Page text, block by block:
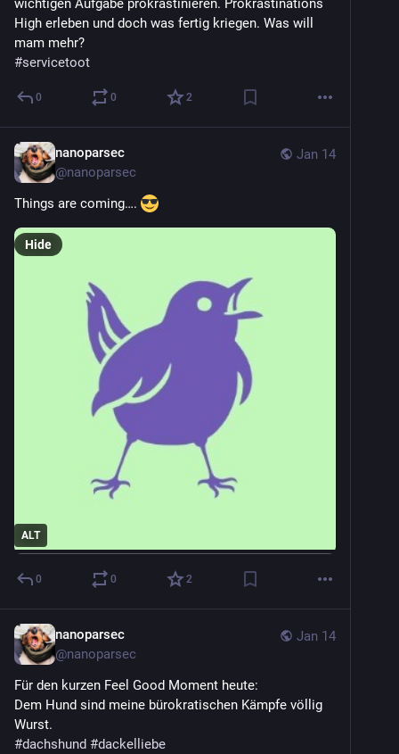
wichtigen Aufgabe prokrastinieren. Prokrastinations
High erleben und doch was fertig kriegen. Was will
mam mehr?
#servicetoot
0 0 2
Jan 14
nanoparsec
@nanoparsec
Things are coming….
ALT
Hide
0 0 2
Jan 14
nanoparsec
@nanoparsec
Für den kurzen Feel Good Moment heute:
Dem Hund sind meine bürokratischen Kämpfe völlig
Wurst.
#dachshund #dackelliebe